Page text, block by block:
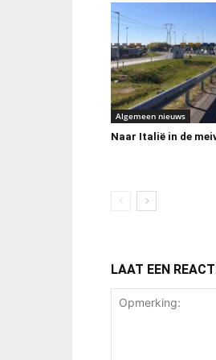
Algemeen nieuws
Naar Italië in de
LAAT EEN